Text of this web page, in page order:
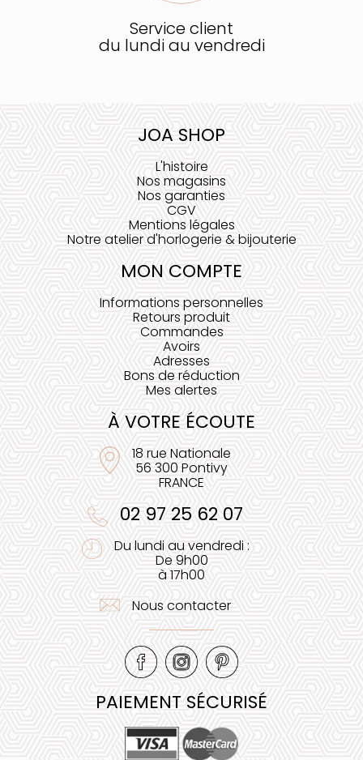
Service client
du lundi au vendredi
JOA SHOP
L'histoire
Nos magasins
Nos garanties
CGV
Mentions légales
Notre atelier d'horlogerie & bijouterie
MON COMPTE
Informations personnelles
Retours produit
Commandes
Avoirs
Adresses
Bons de réduction
Mes alertes
À VOTRE ÉCOUTE
18 rue Nationale
56 300 Pontivy
FRANCE
02 97 25 62 07
Du lundi au vendredi :
De 9h00
à 17h00
Nous contacter
PAIEMENT SÉCURISÉ